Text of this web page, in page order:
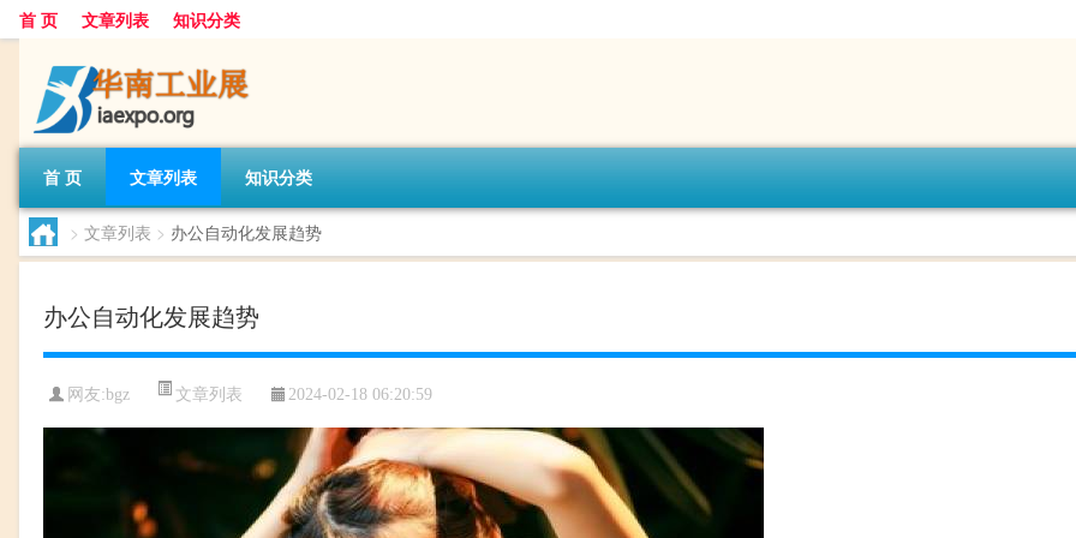
首 页 文章列表 知识分类
首 页 文章列表 知识分类
> 文章列表 > 办公自动化发展趋势
办公自动化发展趋势
网友:bgz 文章列表 2024-02-18 06:20:59